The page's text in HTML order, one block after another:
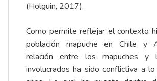
(Holguin, 2017).
Como permite reflejar el contexto
población mapuche en Chile y
relación entre los mapuches y
involucrados ha sido conflictiva a